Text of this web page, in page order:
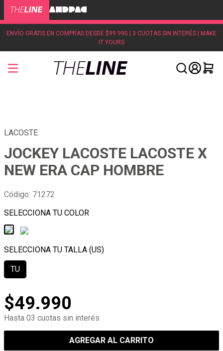
ENVÍO GRATIS EN COMPRAS DESDE $99.990 | 3 CUOTAS SIN INTERÉS | MAKE
IT YOURS
LACOSTE
JOCKEY LACOSTE LACOSTE X
NEW ERA CAP HOMBRE
Código: 71272
TU
$49.990
Hasta 03 cuotas sin interés
AGREGAR AL CARRITO